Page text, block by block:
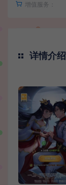
增值服务：
详情介绍